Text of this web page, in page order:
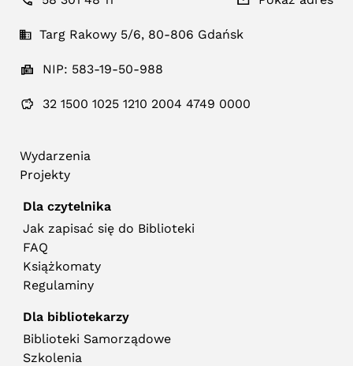
Targ Rakowy 5/6, 80-806 Gdańsk
NIP: 583-19-50-988
32 1500 1025 1210 2004 4749 0000
Wydarzenia
Projekty
Dla czytelnika
Jak zapisać się do Biblioteki
FAQ
Książkomaty
Regulaminy
Dla bibliotekarzy
Biblioteki Samorządowe
Szkolenia